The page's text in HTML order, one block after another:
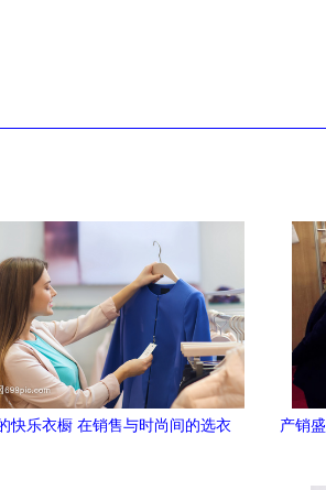
快乐衣橱 在销售与时尚间的选衣
产销